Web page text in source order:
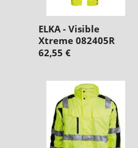
ELKA - Visible
Xtreme 082405R
62,55 €